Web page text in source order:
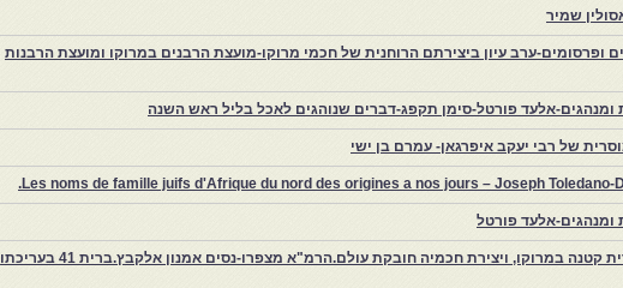
שמיר
ערב עיון ביצירתם הרוחנית של חכמי מרוקו-מועצת הרבנים במרוקו ומועצת הרבנות
אלעד פורטל-סימן תקפג-דברים שנוהגים לאכל בליל ראש השנה
של רבי יעקב איפרגאן- עמרם בן ישי
Les noms de famille juifs d'Afrique du nord des origines a nos jours – Joseph Toledano-
אלעד פורטל
צפרו – קהילה יהודית קטנה במרוקו, ויצירת חכמיה חובקת עולם.הרמ"א מצפרו-נסים אמנון אלקבץ.ברית 41 בעריכתו